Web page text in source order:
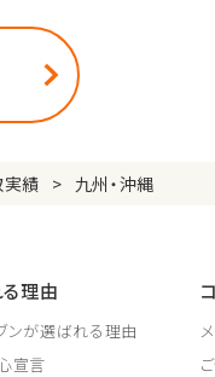
績 九州・沖縄
理由
ンが選ばれる理由
宣言